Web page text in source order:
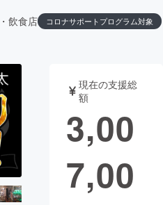
募集終了が近いプ
ロジェクト
もうすぐ公開
されます
音楽
ェット ゲーム・サ
飲食店 コロナサポートプログラム対象
現在の支援総
額
3,00
7,00